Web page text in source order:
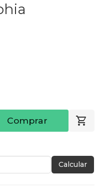
Comprar
Calcular